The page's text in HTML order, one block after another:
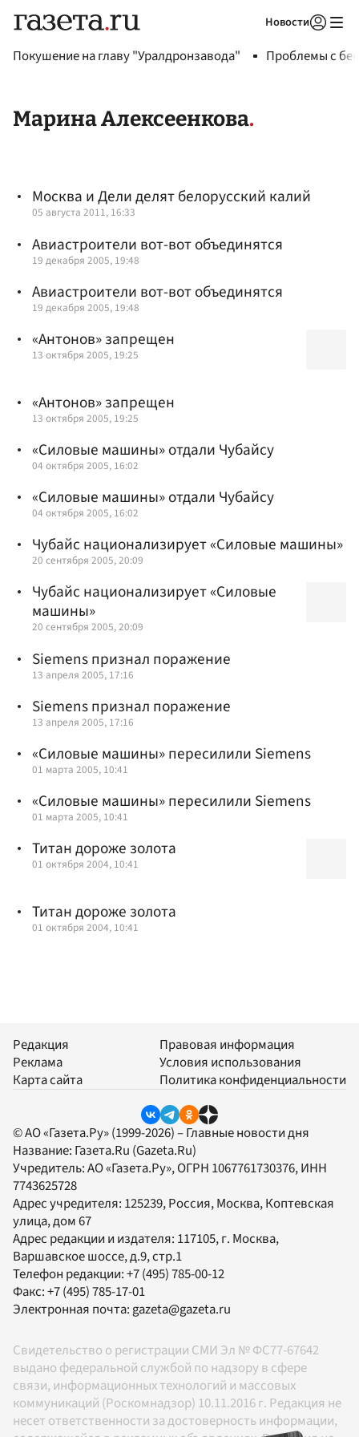
Новости
Покушение на главу "Уралдронзавода" Проблемы с
Марина Алексеенкова
Москва и Дели делят белорусский калий
05 августа 2011, 16:33
Авиастроители вот-вот объединятся
19 декабря 2005, 19:48
Авиастроители вот-вот объединятся
19 декабря 2005, 19:48
«Антонов» запрещен
13 октября 2005, 19:25
«Антонов» запрещен
13 октября 2005, 19:25
«Силовые машины» отдали Чубайсу
04 октября 2005, 16:02
«Силовые машины» отдали Чубайсу
04 октября 2005, 16:02
Чубайс национализирует «Силовые машины»
20 сентября 2005, 20:09
Чубайс национализирует «Силовые
машины»
20 сентября 2005, 20:09
Siemens признал поражение
13 апреля 2005, 17:16
Siemens признал поражение
13 апреля 2005, 17:16
«Силовые машины» пересилили Siemens
01 марта 2005, 10:41
«Силовые машины» пересилили Siemens
01 марта 2005, 10:41
Титан дороже золота
01 октября 2004, 10:41
Титан дороже золота
01 октября 2004, 10:41
Редакция
Реклама
Карта сайта
Правовая информация
Условия использования
Политика конфиденциальности
© АО «Газета.Ру» (1999-2026) – Главные новости дня
Название: Газета.Ru (Gazeta.Ru)
Учредитель:АО «Газета.Ру», ОГРН 1067761730376, ИНН
7743625728
Адрес учредителя: 125239, Россия, Москва, Коптевская
улица, дом 67
Адрес редакции и издателя: 117105, г. Москва,
Варшавское шоссе, д.9, стр.1
Телефон редакции:+7 (495) 785-00-12
Факс:+7 (495) 785-17-01
Электронная почта:gazeta@gazeta.ru
Свидетельство о регистрации СМИ Эл № ФС77-67642
выдано федеральной службой по надзору в сфере
связи, информационных технологий и массовых
коммуникаций (Роскомнадзор) 10.11.2016 г. Редакция не
несет ответственности за достоверность информации,